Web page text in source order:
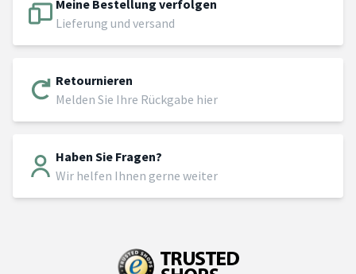
Meine Bestellung verfolgen
Lieferung und versand
Retournieren
Melden Sie Ihre Rückgabe hier
Haben Sie Fragen?
Wir helfen Ihnen gerne weiter